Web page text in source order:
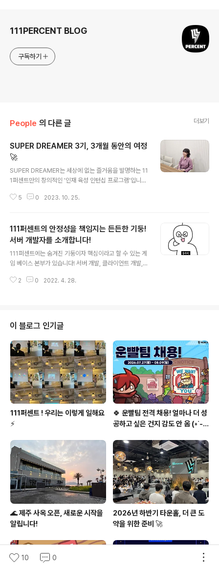
111PERCENT BLOG
구독하기
People 의 다른 글 더보기
SUPER DREAMER 3기, 3개월 동안의 여정
🚀
SUPER DREAMER는 세상에 없는 즐거움을 발명하는 11
1퍼센트만의 창의적인 '인재 육성 인턴십 프로그램'입니다.
1년도 1기, 2022년도 2기에 이어 이번 2023년도 슈퍼드
경험할 수 있기때문에 매번 경쟁률이 높은데요, 이번 인터
뷰는 슈퍼드리머 3기로 입사하여 정규직 전환까지 합격 한
줄리님, 앤소니님을 모셨습니다! 😊 Q. 안녕하세요! 자기소
개 부탁드려요 ! 줄리 : 안녕하세요! 게임과 미술을 좋아하
는, 2D 디자이너 줄리입니다! 앤소니 : 안녕하세요 슈퍼드
리머 3기 수료 후 현재 111퍼센트에서 게임 개발자로 근무
5 0 2023. 10. 25.
111퍼센트의 안정성을 책임지는 든든한 기둥!
서버 개발자를 소개합니다!
111퍼센트에는 숨겨진 기둥이자 핵심이라고 할 수 있는 게
임 베이스 본부가 있습니다! 서버 개발, 클라이언트 개발, D
본부인데요! (자세한 사항은 게임 베이스 본부 인터뷰를 참
요 게임 서버 개발자 대니입니다. 저는 게임 베이스 팀에서
게임 서버 개발을 담당하고 있으며, 구체적으로는 셀에서
쉽게 실시간 멀티플레이 게임 개발을 하기 위해서 실시간
게임 네트워크 엔진을 개발하고 있습니다. 루팡님 : 안녕하
세요. 게임베이스 본부 서버 개발자 루팡입니다. 현재 담당
하는 업무는 특정 ..
2 0 2022. 4. 28.
이 블로그 인기글
111퍼센트 ! 우리는 이렇게 일해요
⚡
🍀 운빨팀 전격 채용! 얼마나 더 성
공하고 싶은 건지 감도 안 옴 (◦︎˙-˙
🌊 제주 사옥 오픈, 새로운 시작을
알립니다!
2026년 하반기 타운홀, 더 큰 도
약을 위한 준비 🚀
10 0